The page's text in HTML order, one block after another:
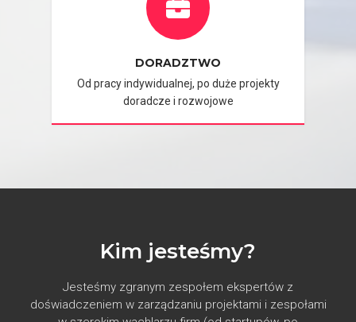
DORADZTWO
Od pracy indywidualnej, po duże projekty
doradcze i rozwojowe
Kim jesteśmy?
Jesteśmy zgranym zespołem ekspertów z
doświadczeniem w zarządzaniu projektami i zespołami